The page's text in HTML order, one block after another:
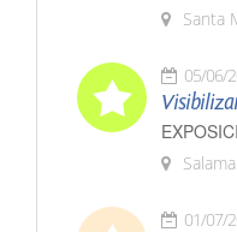
Santa
05/06/
01/07/